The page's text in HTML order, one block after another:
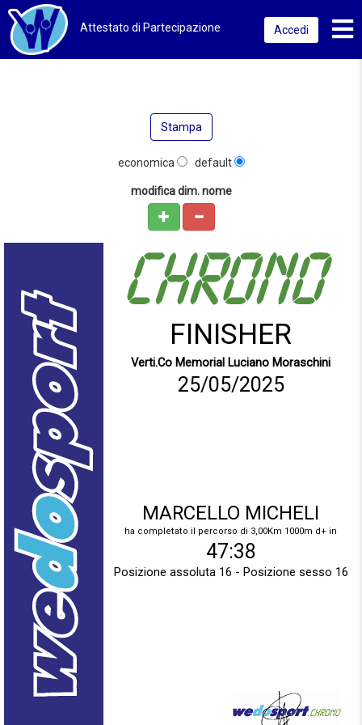
Attestato di Partecipazione Accedi
Stampa
economica default
modifica dim. nome
FINISHER
Verti.Co Memorial Luciano Moraschini
MARCELLO MICHELI
ha completato il percorso di 3,00Km 1000m d+ in
Posizione assoluta 16 - Posizione sesso 16
47:38
25/05/2025